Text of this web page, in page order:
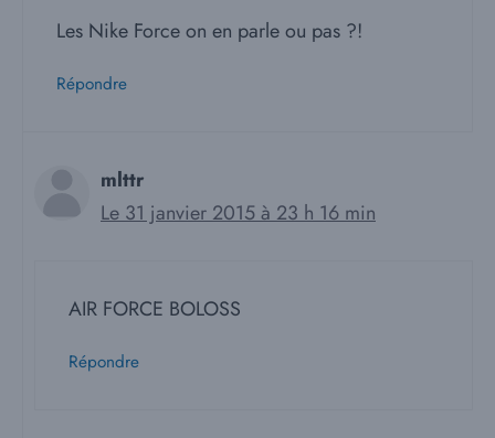
Les Nike Force on en parle ou pas ?!
Répondre
mlttr
Le 31 janvier 2015 à 23 h 16 min
AIR FORCE BOLOSS
Répondre